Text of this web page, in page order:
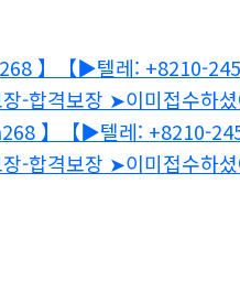
】【▶텔레: +8210-
-합격보장 ➤이미접수하
】【▶텔레: +8210-
-합격보장 ➤이미접수하